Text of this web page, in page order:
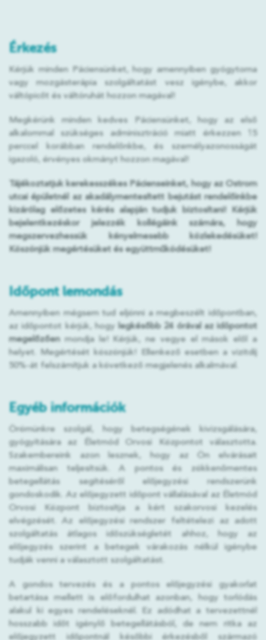
Érkezés
Kérjük minden Páciensünket, hogy amennyiben gyógytorna
vagy mozgásterápia szolgáltatást vesz igénybe, akkor
váltópicőt és váltóruhát hozzon magával!
Megkérünk minden kedves Páciensünket, hogy az első
alkalommal szükséges adminisztráció miatt érkezzen 15
perccel korábban rendelőnkbe, és személyazonosságát
igazoló, érvényes okmányt hozzon magával!
Tájékoztatjuk kerekesszékes Pácienseinket, hogy az Ostrom
utcai épületnél az akadálymentesített bejutást rendelőinkbe
kizárólag előzetes kérés alapján tudjuk biztosítani! Kérjük
bejelentkezéskor jelezzék kollégáink számára, hogy
megszervezhessük kényelmesebb közlekedésüket!
Köszönjük megértésüket és együttműködésüket!
Időpont lemondás
Amennyiben mégsem tud eljönni a megbeszélt időpontban,
az időpontot kérjük, hogy legkésőbb 24 órával az idõpontot
megelőzőenmondja le! Kérjük, ne vegye el mások elől a
helyet. Megértését köszönjük! Ellenkező esetben a vizitdíj
50%-át felszámítjuk a következő megjelenés alkalmával.
Egyéb információk
Örömünkre szolgál, hogy betegségének kivizsgálására,
gyógyítására az Életmód Orvosi Központot választotta.
Szakembereink azon lesznek, hogy az Ön elvárásait
maximálisan teljesítsük. A pontos és zökkenőmentes
betegellátás segítéséről előjegyzési rendszerünk
gondoskodik. Az előjegyzett időpont vállalásával az Életmód
Orvosi Központ biztosítja a kért szakorvosi kezelés
elvégzését. Az előjegyzési rendszer feltételezi az adott
szolgáltatás átlagos időszükségletét ahhoz, hogy az
előjegyzés szerint a betegek várakozás nélkül igénybe
tudják venni a választott szolgáltatást.
A gondos tervezés és a pontos előjegyzési gyakorlat
betartása mellett is előfordulhat azonban, hogy torlódás
alakul ki egyes rendeléseknél. Ez adódhat a tervezettnél
hosszabb időt igénylő betegellátásból, de nem ritka az
előjegyzett időpontnál későbbi érkezésből származó